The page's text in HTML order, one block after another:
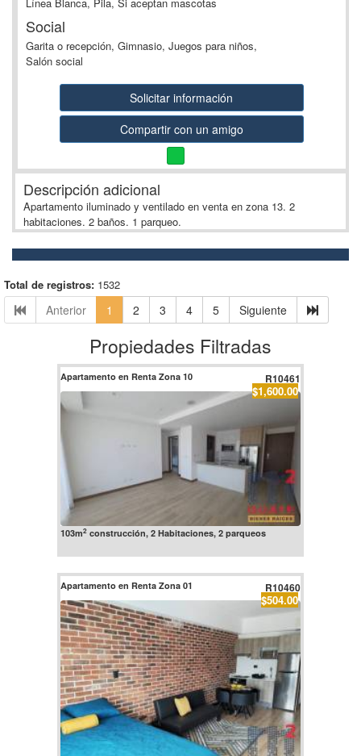
Social
Garita o recepción, Gimnasio, Juegos para niños,
Salón social
Solicitar información
Compartir con un amigo
Descripción adicional
Apartamento iluminado y ventilado en venta en zona 13. 2
habitaciones. 2 baños. 1 parqueo.
Total de registros: 1532
Anterior 1 2 3 4 5 Siguiente
Propiedades Filtradas
Apartamento en Renta Zona 10 R10461
$1,600.00
103m2construcción, 2 Habitaciones, 2 parqueos
Apartamento en Renta Zona 01 R10460
$504.00